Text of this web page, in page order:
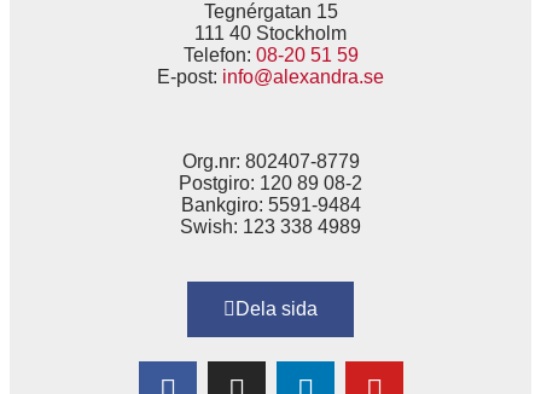
Tegnérgatan 15
111 40 Stockholm
Telefon: 08-20 51 59
E-post: info@alexandra.se
Org.nr: 802407-8779
Postgiro: 120 89 08-2
Bankgiro: 5591-9484
Swish: 123 338 4989
Dela sida